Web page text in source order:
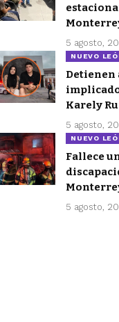
5 agosto,
NUEVO
Detienen
Karely
5 agosto,
NUEVO
Fallece
5 agosto,